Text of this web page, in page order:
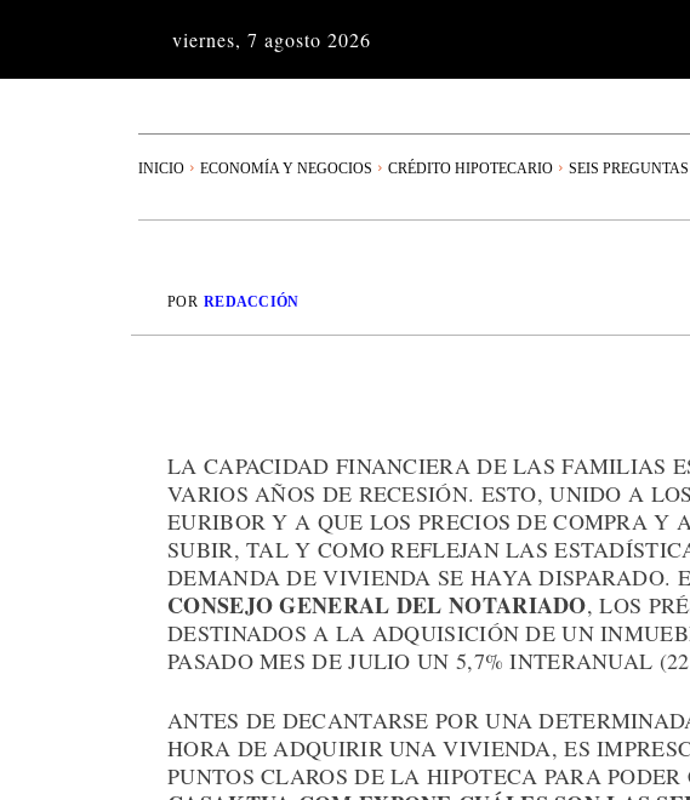
viernes, 7 agosto 2026
INICIO ECONOMÍA Y NEGOCIOS CRÉDITO HIPOTECARIO SEIS
POR REDACCIÓN
LA CAPACIDAD FINANCIERA DE LAS FAMILIAS
VARIOS AÑOS DE RECESIÓN. ESTO, UNIDO A
EURIBOR Y A QUE LOS PRECIOS DE COMPRA Y
SUBIR, TAL Y COMO REFLEJAN LAS
DEMANDA DE VIVIENDA SE HAYA DISPARADO.
CONSEJO GENERAL DEL NOTARIADO, LOS
DESTINADOS A LA ADQUISICIÓN DE UN
PASADO MES DE JULIO UN 5,7% INTERANUAL
ANTES DE DECANTARSE POR UNA
HORA DE ADQUIRIR UNA VIVIENDA, ES
PUNTOS CLAROS DE LA HIPOTECA PARA PODER